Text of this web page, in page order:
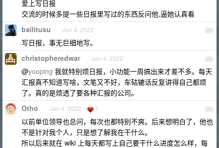
爱上写日报
交流的时候多提一些日报里写过的东西反问他,逼她认真看
22
bailitusu Jan 4, 2022
写日报，事无巨细地写。
23
christopheredwar Jan 4, 2022
@yooping 我就特别烦日报，小功能一周搞出来才差不多。每天
汇报真不知道写啥，文笔又不好，车轱辘话反复讲得自己都烦
了。真的是烦透了要各种汇报的公司。
24
Otho Jan 4, 2022 1
以前单位领导也总问，每次也都特别不爽。后来想明白了，他也
不是针对我个人，只是想了解我在干什么。
所以后来就在 wiki 上每天都写上自己要干什么进度怎么样，每